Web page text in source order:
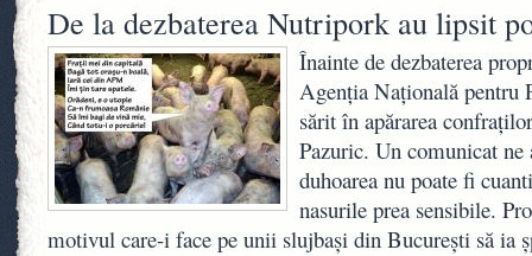
De la dezbaterea Nutripork au lipsit
Înainte de dezbaterea
Agenția Națională pentru
sărit în apărarea
Pazuric. Un comunicat ne
duhoarea nu poate fi
nasurile prea sensibile.
motivul care-i face pe unii slujbași din București să ia